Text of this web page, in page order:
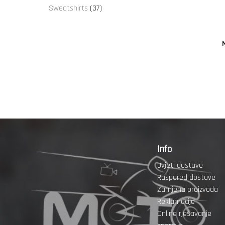
proizvoda
Sweatshirts 3737
Info
Uvjeti dostave
Raspored dostave
Zamjena proizvoda
Reklamacije
Online rješavanje